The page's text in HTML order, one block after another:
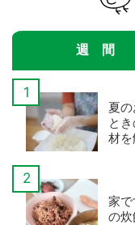
週 間
夏
と
材
家
の